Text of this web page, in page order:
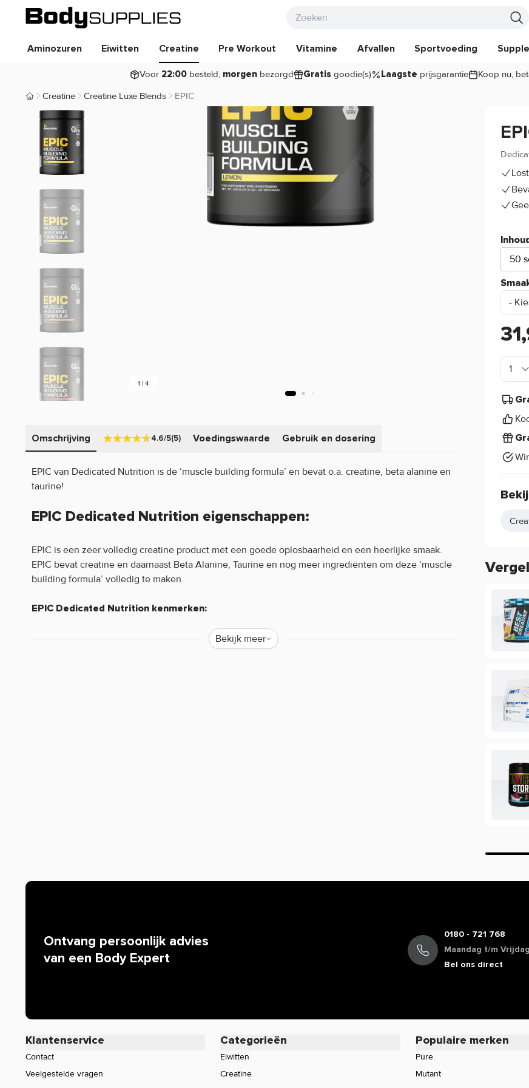
Aminozuren Eiwitten Creatine Pre Workout Vitamine Afvallen Sportvoeding
Voor 22:00besteld, morgenbezorgd Gratisgoodie(s) Laagste prijsgarantie Koop nu,
Body Supplies | Sportvoeding en Supplementen
Creatine Creatine Luxe Blends EPIC
50
1 | 4
Omschrijving 4.6/5(5) Voedingswaarde Gebruik en dosering
EPIC van Dedicated Nutrition is de ‘muscle building formula’ en bevat o.a. creatine, beta alanine en
taurine!
EPIC Dedicated Nutrition eigenschappen:
EPIC is een zeer volledig creatine product met een goede oplosbaarheid en een heerlijke smaak.
EPIC bevat creatine en daarnaast Beta Alanine, Taurine en nog meer ingrediënten om deze ‘muscle
building formula’ volledig te maken.
EPIC Dedicated Nutrition kenmerken:
Bekijk meer
Ontvang persoonlijk advies
van een Body Expert
0180 - 721 768
Maandag t/m
Bel ons direct
Klantenservice
Contact
Veelgestelde vragen
Categorieën
Eiwitten
Creatine
Populaire merken
Pure.
Mutant